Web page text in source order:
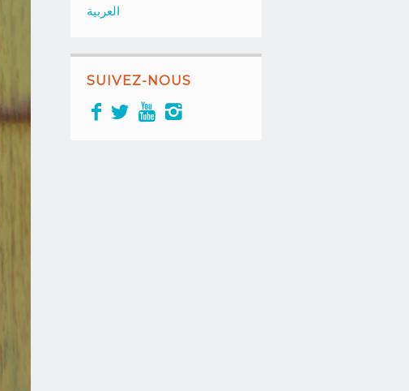
العربية
SUIVEZ-NOUS